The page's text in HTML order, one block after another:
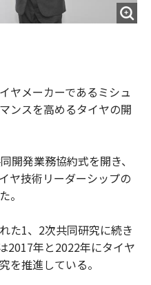
ヤメーカーであるミシュ
ンスを高めるタイヤの開
開発業務協約式を開き、
ヤ技術リーダーシップの
。
た1、2次共同研究に続き
2017年と2022年にタイヤ
を推進している。